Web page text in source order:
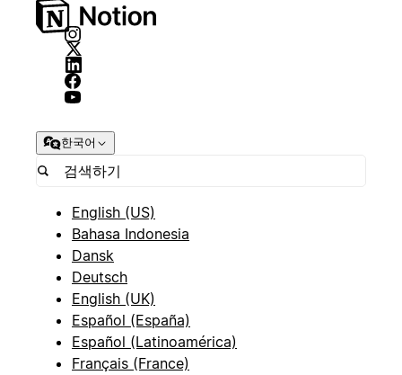
한국어
English (US)
Bahasa Indonesia
Dansk
Deutsch
English (UK)
Español (España)
Español (Latinoamérica)
Français (France)